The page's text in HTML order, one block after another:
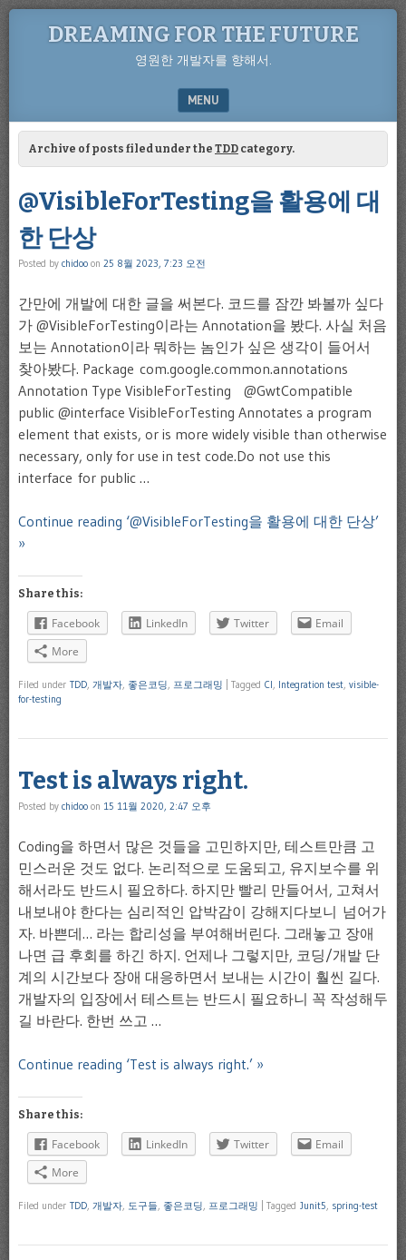
DREAMING FOR THE FUTURE
영원한 개발자를 향해서.
MENU
SKIP TO CONTENT
Archive of posts filed under the TDD category.
@VisibleForTesting을 활용에 대
한 단상
Posted by chidoo on 25 8월 2023, 7:23 오전
간만에 개발에 대한 글을 써본다. 코드를 잠깐 봐볼까 싶다
가 @VisibleForTesting이라는 Annotation을 봤다. 사실 처음
보는 Annotation이라 뭐하는 놈인가 싶은 생각이 들어서
찾아봤다. Package com.google.common.annotations
Annotation Type VisibleForTesting @GwtCompatible
public @interface VisibleForTesting Annotates a program
element that exists, or is more widely visible than otherwise
necessary, only for use in test code.Do not use this
interface for public …
Continue reading ‘@VisibleForTesting을 활용에 대한 단상’
»
Share this:
Facebook LinkedIn Twitter
Email
More
Filed under TDD, 개발자, 좋은코딩, 프로그래밍 Tagged CI, Integration test, visible-
for-testing
Test is always right.
Posted by chidoo on 15 11월 2020, 2:47 오후
Coding을 하면서 많은 것들을 고민하지만, 테스트만큼 고
민스러운 것도 없다. 논리적으로 도움되고, 유지보수를 위
해서라도 반드시 필요하다. 하지만 빨리 만들어서, 고쳐서
내보내야 한다는 심리적인 압박감이 강해지다보니 넘어가
자. 바쁜데… 라는 합리성을 부여해버린다. 그래놓고 장애
나면 급 후회를 하긴 하지. 언제나 그렇지만, 코딩/개발 단
계의 시간보다 장애 대응하면서 보내는 시간이 훨씬 길다.
개발자의 입장에서 테스트는 반드시 필요하니 꼭 작성해두
길 바란다. 한번 쓰고 …
Continue reading ‘Test is always right.’ »
Share this:
Facebook LinkedIn Twitter
Email
More
Filed under TDD, 개발자, 도구들, 좋은코딩, 프로그래밍 Tagged Junit5, spring-test